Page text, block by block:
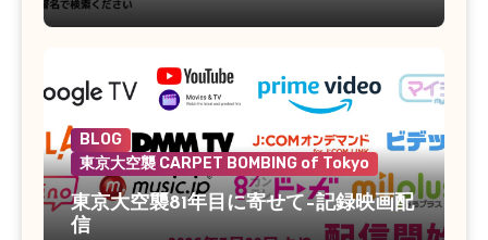
BLOG
東京大空襲 CARPET BOMBING of Tokyo
東京大空襲81年目に寄せて–記録映画配
信